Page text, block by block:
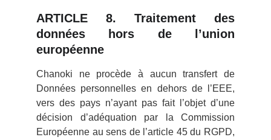
ARTICLE 8. Traitement des
données hors de l’union
européenne
Chanoki ne procède à aucun transfert de
Données personnelles en dehors de l’EEE,
vers des pays n’ayant pas fait l’objet d’une
décision d’adéquation par la Commission
Européenne au sens de l’article 45 du RGPD,